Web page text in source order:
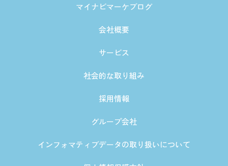
マイナビマーケブログ
会社概要
サービス
社会的な取り組み
採用情報
グループ会社
インフォマティブデータの取り扱いについて